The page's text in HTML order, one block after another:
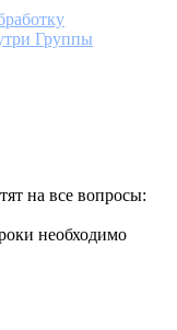
Группы
на все вопросы:
необходимо